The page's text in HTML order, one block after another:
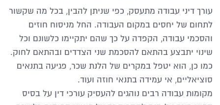
עורך דיני עבודה מתעסק, כפי שניתן להבין, בכל מה שקשור
לתחום של יחסים במקום העבודה. החל מניסוח חוזים
והסכמי עבודה, הקפדה על כך שהם יתקיימו כלשונם וכל
שינוי יתבצע בהתאם להסכמת שני הצדדים ובהתאם לחוק.
כמו כן, הוא יטפל במקרים של הלנת שכר, פגיעה בתנאים
סוציאליים, אי עמידה בתנאי חוזה ועוד.
מקומות עבודה רבים נוהגים להעסיק עורכי דין על בסיס